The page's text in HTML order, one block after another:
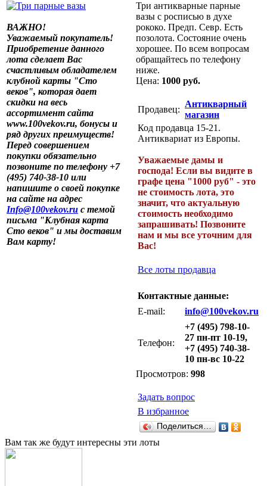
ВАЖНО!
Уважаемый покупатель!
Приобретение данного
лота сделает Вас
счастливым обладателем
клубной карты "Сто
веков", которая дает
скидки на весь
ассортимент сайта
www.100vekov.ru, бонусы и
ряд других преимуществ!
Перед совершением
покупки обязательно
позвоните по телефону +7
(495) 740-38-10 или
напишите о своей покупке
на сайте на адрес
Info@100vekov.ru с темой
письма "Клубная карта
Сто веков" и мы доставим
Вам карту!
Три антикварные парные
вазы с росписью в духе
рококо. Предп. Севр. Есть
позолота. Состояние очень
хорошее. По всем вопросам
обращайтесь по телефону
ниже.
Цена: 1000 руб.
Продавец:
Антикварный
магазин
Код продавца 15-21.
Антиквариат из Европы.
Уважаемые дамы и
господа! Если вы видите в
графе цена "1000 руб" - это
не стоимость лота, это
значит, что актуальную
стоимость необходимо
запрашивать! Позвоните
нам и мы все уточним для
Вас!
Все лоты продавца
Контактные данные:
E-mail:
info@100vekov.ru
Телефон:
+7 (495) 798-10-
27 пн-пт 10-19,
+7 (495) 740-38-
10 пн-вс 10-22
Просмотров: 998
Задать вопрос
В избранное
Поделиться…
Вам так же будут интересны эти лоты